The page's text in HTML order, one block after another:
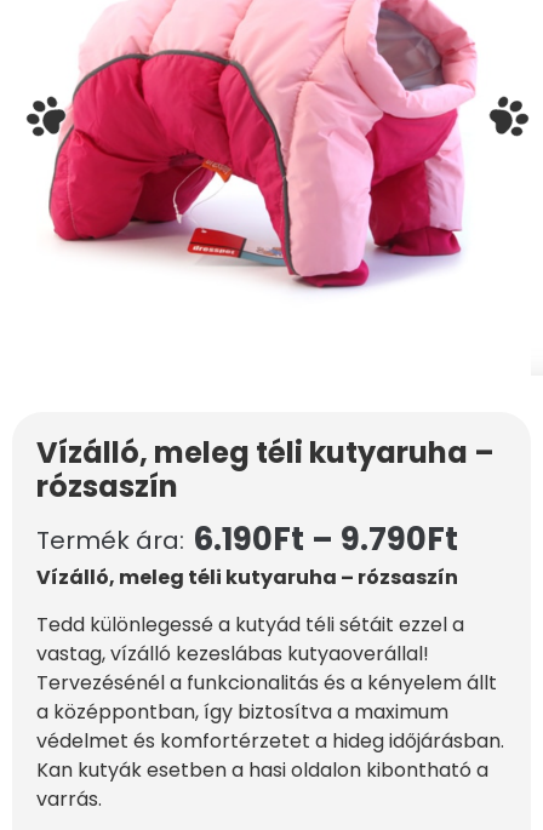
Vízálló, meleg téli kutyaruha –
rózsaszín
Termék ára: 6.190Ft – 9.790Ft
Vízálló, meleg téli kutyaruha – rózsaszín
Tedd különlegessé a kutyád téli sétáit ezzel a
vastag, vízálló kezeslábas kutyaoverállal!
Tervezésénél a funkcionalitás és a kényelem állt
a középpontban, így biztosítva a maximum
védelmet és komfortérzetet a hideg időjárásban.
Kan kutyák esetben a hasi oldalon kibontható a
varrás.